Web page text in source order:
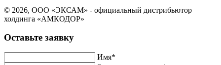
© 2026, ООО «ЭКСАМ» - официальный дистрибьютор
холдинга «АМКОДОР»
Оставьте заявку
Имя*